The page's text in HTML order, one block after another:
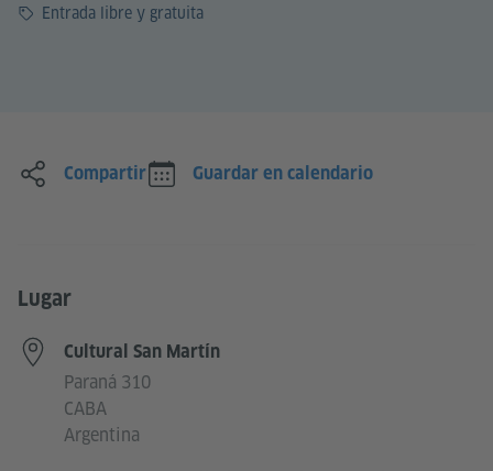
PrecioEntrada libre y gratuita
Compartir Guardar en calendario
Lugar
Cultural San Martín
Paraná 310
CABA
Argentina